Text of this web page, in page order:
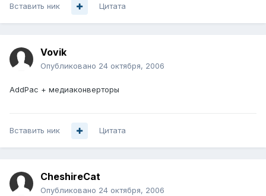
Вставить ник Цитата
Vovik
Опубликовано 24 октября, 2006
AddPac + медиаконверторы
Вставить ник Цитата
CheshireCat
Опубликовано 24 октября, 2006